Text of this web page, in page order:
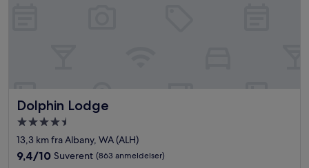
Dolphin Lodge
Dolphin Lodge
Overnattingssted
med
4.5
13,3 km fra Albany, WA (ALH)
9.4
9,4/10 Suverent (863 anmeldelser)